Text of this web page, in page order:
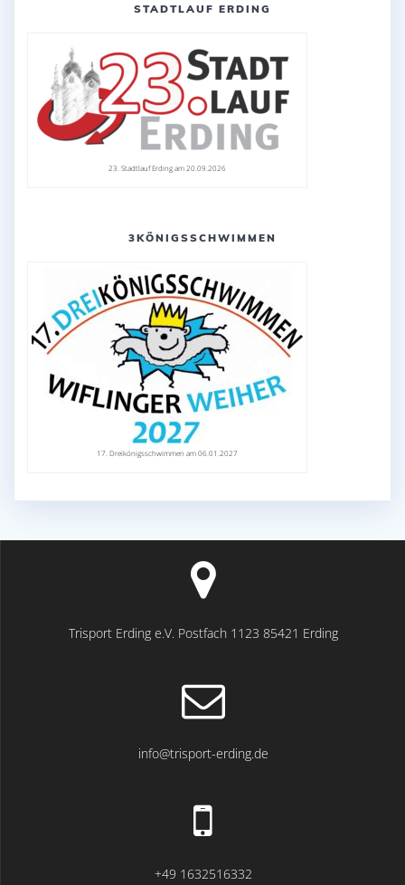
STADTLAUF ERDING
23. Stadtlauf Erding am 20.09.2026
3KÖNIGSSCHWIMMEN
17. Dreikönigsschwimmen am 06.01.2027
Trisport Erding e.V. Postfach 1123 85421 Erding
info@trisport-erding.de
+49 1632516332